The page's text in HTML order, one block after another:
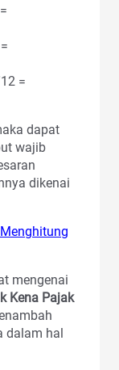
=
dapat
wajib
dikenai
mengenai
Kena Pajak
dalam hal